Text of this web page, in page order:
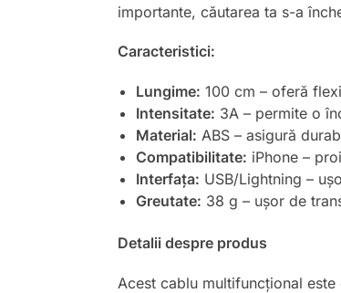
importante, căutarea ta s-a
Caracteristici:
Lungime: 100 cm – oferă
Intensitate: 3A – permite o
Material: ABS – asigură
Compatibilitate: iPhone –
Interfața: USB/Lightning –
Greutate: 38 g – ușor de
Detalii despre produs
Acest cablu multifuncțional